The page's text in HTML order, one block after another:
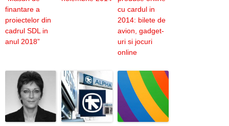
finantare a
proiectelor din
cadrul SDL in
anul 2018”
cu cardul in
2014: bilete de
avion, gadget-
uri si jocuri
online